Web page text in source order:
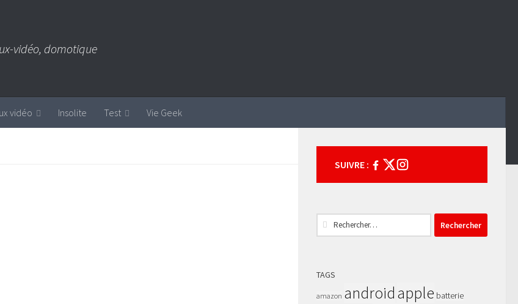
vidéo, domotique
vidéo Insolite Test Vie Geek
SUIVRE :
Rechercher :
TAGS
amazon androidapple batterie